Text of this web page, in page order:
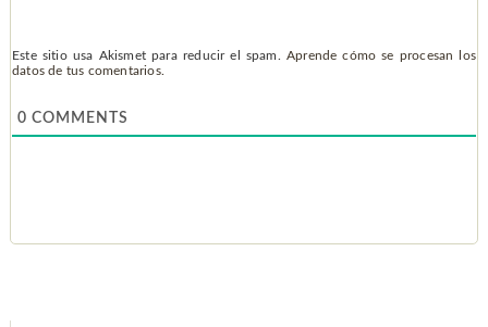
Este sitio usa Akismet para reducir el spam. Aprende cómo se procesan los
datos de tus comentarios.
0 COMMENTS